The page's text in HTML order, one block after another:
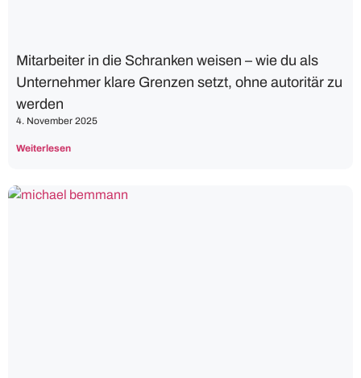
Mitarbeiter in die Schranken weisen – wie du als
Unternehmer klare Grenzen setzt, ohne autoritär zu
werden
4. November 2025
Weiterlesen